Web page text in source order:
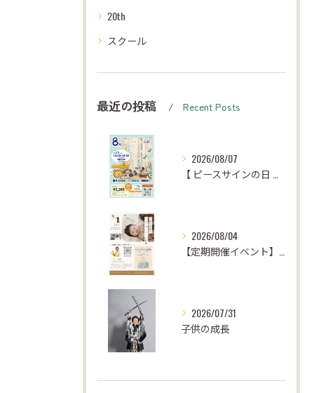
20th
スクール
最近の投稿 Recent Posts
2026/08/07
【 ピースサインの日 お知らせ⋆͛📢⋆ 】
2026/08/04
【定期開催イベント】がんばらない子育て応援
2026/07/31
子供の成長